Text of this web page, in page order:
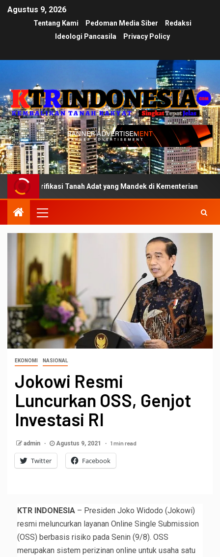
Agustus 9, 2026
Tentang Kami Pedoman Media Siber
Redaksi
Ideologi Pancasila
Privacy Policy
Tanah Adat yang Mandek di Kementerian
EKONOMI NASIONAL
Jokowi Resmi
Luncurkan OSS, Genjot
Investasi RI
admin Agustus 9, 2021 1 min read
Twitter Facebook
KTR INDONESIA – Presiden Joko Widodo (Jokowi)
resmi meluncurkan layanan Online Single Submission
(OSS) berbasis risiko pada Senin (9/8). OSS
merupakan sistem perizinan online untuk usaha satu